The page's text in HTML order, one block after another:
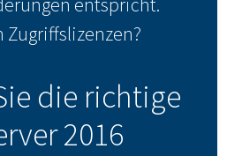
Zugriffslizenzen?
die richtige
2016